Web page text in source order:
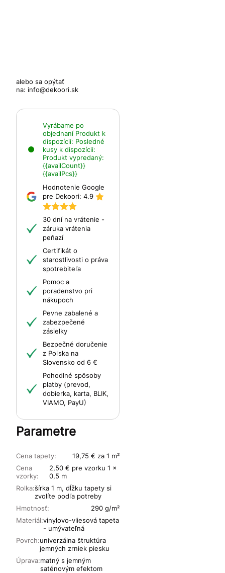
alebo sa opýtať
na: info@dekoori.sk
Vyrábame po
objednaní Produkt k
dispozícii: Posledné
kusy k dispozícii:
Produkt vypredaný:
{{availCount}}
{{availPcs}}
Hodnotenie Google
pre Dekoori: 4.9
30 dní na vrátenie -
záruka vrátenia
peňazí
Certifikát o
starostlivosti o práva
spotrebiteľa
Pomoc a
poradenstvo pri
nákupoch
Pevne zabalené a
zabezpečené
zásielky
Bezpečné doručenie
z Poľska na
Slovensko od 6 €
Pohodlné spôsoby
platby (prevod,
dobierka, karta, BLIK,
VIAMO, PayU)
Parametre
Cena tapety:
19,75 € za 1 m²
Cena
vzorky:
2,50 € pre vzorku 1 x
0,5 m
Rolka:šírka 1 m, dĺžku tapety si
zvolíte podľa potreby
Materiál:vinylovo-vliesová tapeta
- umývateľná
Povrch:univerzálna štruktúra
jemných zrniek piesku
Úprava:matný s jemným
saténovým efektom
Hmotnosť: 290 g/m²